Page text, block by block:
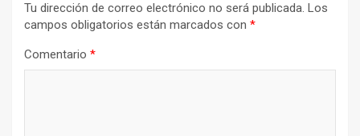
Tu dirección de correo electrónico no será publicada. Los
campos obligatorios están marcados con *
Comentario *